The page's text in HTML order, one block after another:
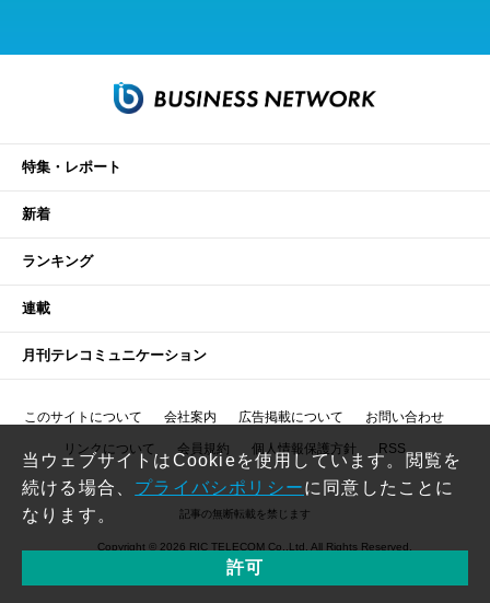
特集・レポート
新着
ランキング
連載
月刊テレコミュニケーション
このサイトについて 会社案内 広告掲載について お問い合わせ
リンクについて 会員規約 個人情報保護方針 RSS
記事の無断転載を禁じます
Copyright © 2026 RIC TELECOM Co.,Ltd. All Rights Reserved.
当ウェブサイトはCookieを使用しています。閲覧を
続ける場合、 プライバシポリシーに同意したことに
なります。
許可